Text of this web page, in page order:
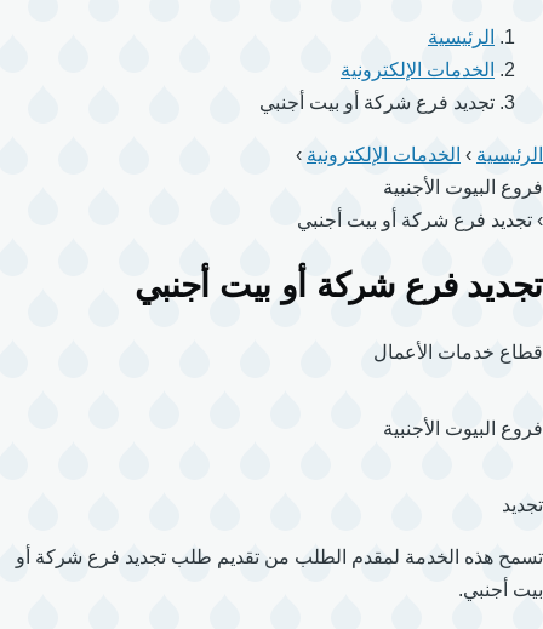
الرئيسية
الخدمات الإلكترونية
تجديد فرع شركة أو بيت أجنبي
الرئيسية › الخدمات الإلكترونية ›
فروع البيوت الأجنبية
› تجديد فرع شركة أو بيت أجنبي
تجديد فرع شركة أو بيت أجنبي
قطاع خدمات الأعمال
فروع البيوت الأجنبية
تجديد
تسمح هذه الخدمة لمقدم الطلب من تقديم طلب تجديد فرع شركة أو
بيت أجنبي.